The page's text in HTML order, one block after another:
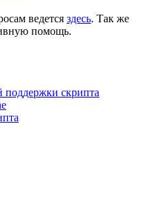
ведется здесь. Так же
помощь.
поддержки скрипта